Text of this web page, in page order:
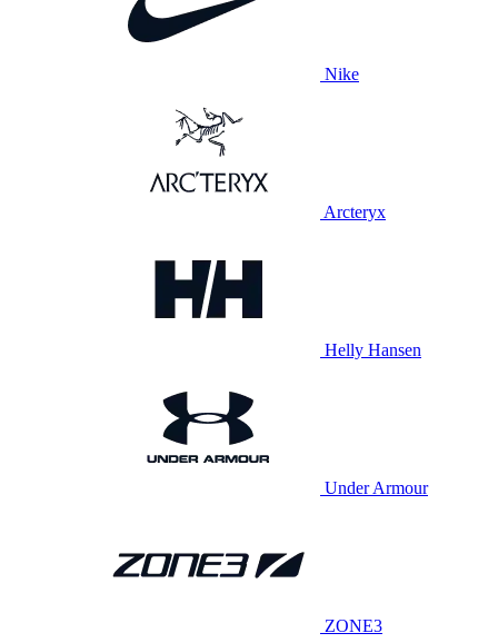
Nike
Arcteryx
Helly Hansen
Under Armour
ZONE3